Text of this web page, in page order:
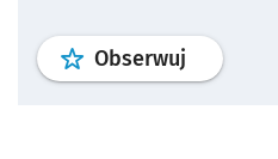
Obserwuj profil